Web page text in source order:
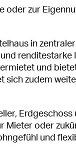
oder zur
in
und
zudem
Mieter oder
und